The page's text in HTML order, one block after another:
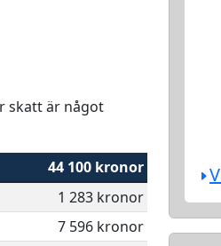
skatt är något
44 100 kronor
1 283 kronor
7 596 kronor